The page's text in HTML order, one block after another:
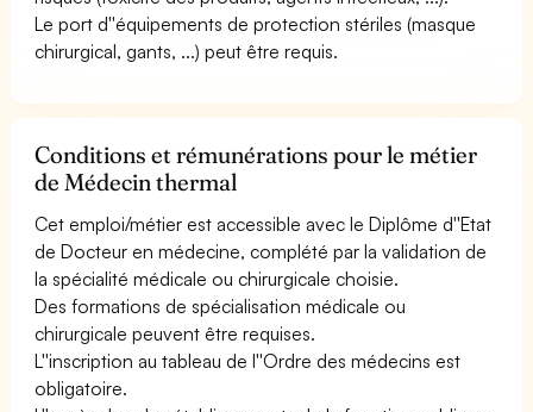
Le port d''équipements de protection stériles (masque
chirurgical, gants, ...) peut être requis.
Conditions et rémunérations pour le métier
de Médecin thermal
Cet emploi/métier est accessible avec le Diplôme d''Etat
de Docteur en médecine, complété par la validation de
la spécialité médicale ou chirurgicale choisie.
Des formations de spécialisation médicale ou
chirurgicale peuvent être requises.
L''inscription au tableau de l''Ordre des médecins est
obligatoire.